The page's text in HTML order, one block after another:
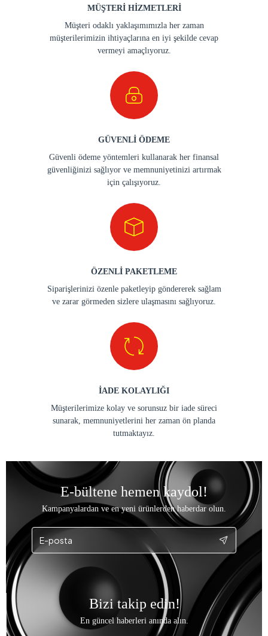
MÜŞTERİ HİZMETLERİ
Müşteri odaklı yaklaşımımızla her zaman
müşterilerimizin ihtiyaçlarına en iyi şekilde cevap
vermeyi amaçlıyoruz.
GÜVENLİ ÖDEME
Güvenli ödeme yöntemleri kullanarak her finansal
güvenliğinizi sağlıyor ve memnuniyetinizi artırmak
için çalışıyoruz.
ÖZENLİ PAKETLEME
Siparişlerinizi özenle paketleyip göndererek sağlam
ve zarar görmeden sizlere ulaşmasını sağlıyoruz.
İADE KOLAYLIĞI
Müşterilerimize kolay ve sorunsuz bir iade süreci
sunarak, memnuniyetlerini her zaman ön planda
tutmaktayız.
E-bültene hemen kaydol!
Kampanyalardan ve en yeni ürünlerden haberdar olun.
Bizi takip edin!
En güncel haberleri anında alın.